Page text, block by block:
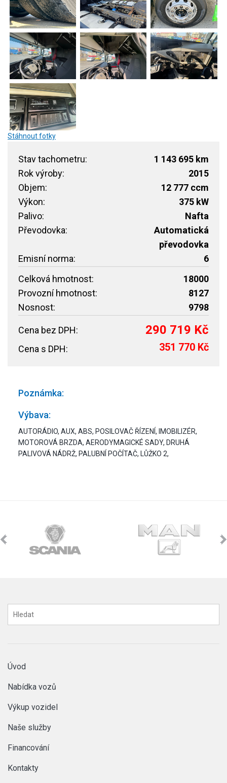
Stáhnout fotky
Stav tachometru:
1 143 695 km
Rok výroby:
2015
Objem:
12 777 ccm
Výkon:
375 kW
Palivo:
Nafta
Převodovka:
Automatická
převodovka
Emisní norma:
6
Celková hmotnost:
18000
Provozní hmotnost:
8127
Nosnost:
9798
Cena bez DPH: 290 719 Kč
Cena s DPH: 351 770 Kč
Poznámka:
Výbava:
AUTORÁDIO, AUX, ABS, POSILOVAČ ŘÍZENÍ, IMOBILIZÉR,
MOTOROVÁ BRZDA, AERODYMAGICKÉ SADY, DRUHÁ
PALIVOVÁ NÁDRŽ, PALUBNÍ POČÍTAČ, LŮŽKO 2,
Úvod
Nabídka vozů
Výkup vozidel
Naše služby
Financování
Kontakty